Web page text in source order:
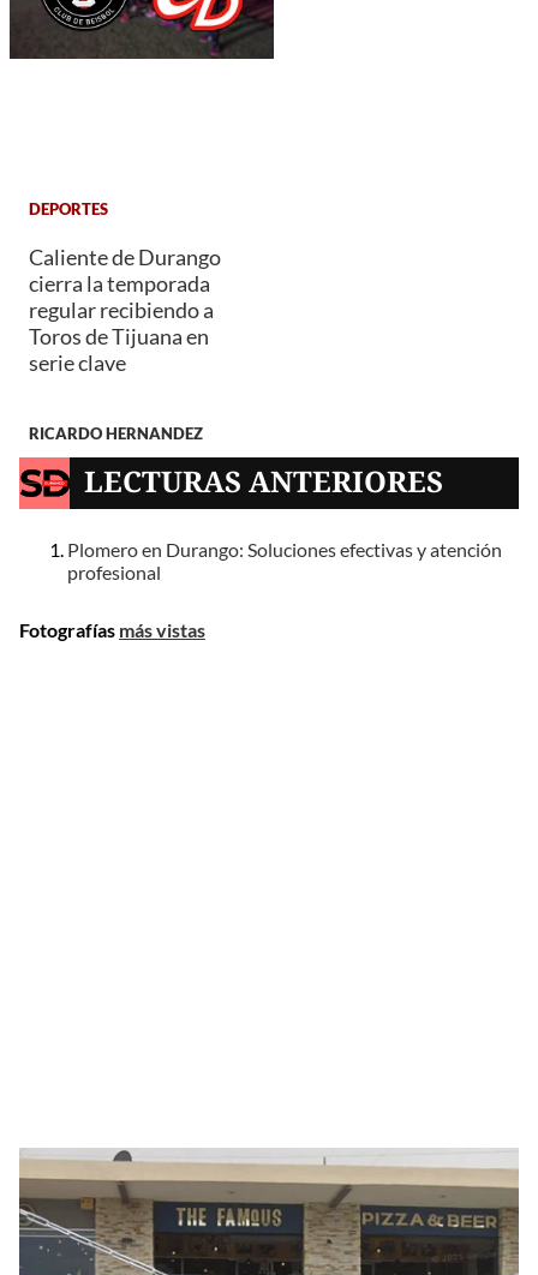
DEPORTES
Caliente de Durango
cierra la temporada
regular recibiendo a
Toros de Tijuana en
serie clave
RICARDO HERNANDEZ
LECTURAS ANTERIORES
Plomero en Durango: Soluciones efectivas y atención
profesional
Fotografías más vistas